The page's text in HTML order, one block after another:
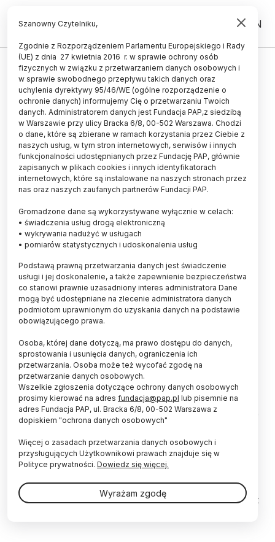
PL EN
Nuda wzmaga kreatywność
17.01.2013
aktualizacja: 17.01.2013
2 minuty czytania
Ludzie nudzący się w miejscu pracy przejawiają
nasiloną kreatywność - zaobserwowali naukowcy
z Wielkiej Brytanii.
Wyniki swoich badań na temat związku między nudą
a kreatywnością badacze z University of Central
Lancashire przedstawili na tegorocznej konferencji
Oddziału Psychologii Zawodowej Brytyjskiego
Towarzystwa Psychologicznego, która miała miejsce
w Chester (Anglia) w dniach 9-11 stycznia 2013 r.
Naukowcy przekonywali, że poczucie znudzenia w
może kryć w sobie również pozytywne aspekty,
gdyż sprzyja popadaniu w stan rozmarzenia, który z
Szanowny Czytelniku,
Zgodnie z Rozporządzeniem Parlamentu Europejskiego i Rady
(UE) z dnia 27 kwietnia 2016 r. w sprawie ochrony osób
fizycznych w związku z przetwarzaniem danych osobowych i
w sprawie swobodnego przepływu takich danych oraz
uchylenia dyrektywy 95/46/WE (ogólne rozporządzenie o
ochronie danych) informujemy Cię o przetwarzaniu Twoich
danych. Administratorem danych jest Fundacja PAP,z siedzibą
w Warszawie przy ulicy Bracka 6/8, 00-502 Warszawa. Chodzi
o dane, które są zbierane w ramach korzystania przez Ciebie z
naszych usług, w tym stron internetowych, serwisów i innych
funkcjonalności udostępnianych przez Fundację PAP, głównie
zapisanych w plikach cookies i innych identyfikatorach
internetowych, które są instalowane na naszych stronach przez
nas oraz naszych zaufanych partnerów Fundacji PAP.
Gromadzone dane są wykorzystywane wyłącznie w celach:
• świadczenia usług drogą elektroniczną
• wykrywania nadużyć w usługach
• pomiarów statystycznych i udoskonalenia usług
Podstawą prawną przetwarzania danych jest świadczenie
usługi i jej doskonalenie, a także zapewnienie bezpieczeństwa
co stanowi prawnie uzasadniony interes administratora Dane
mogą być udostępniane na zlecenie administratora danych
podmiotom uprawnionym do uzyskania danych na podstawie
obowiązującego prawa.
Osoba, której dane dotyczą, ma prawo dostępu do danych,
sprostowania i usunięcia danych, ograniczenia ich
przetwarzania. Osoba może też wycofać zgodę na
przetwarzanie danych osobowych.
Wszelkie zgłoszenia dotyczące ochrony danych osobowych
prosimy kierować na adres fundacja@pap.pl lub pisemnie na
adres Fundacja PAP, ul. Bracka 6/8, 00-502 Warszawa z
dopiskiem "ochrona danych osobowych"
Więcej o zasadach przetwarzania danych osobowych i
przysługujących Użytkownikowi prawach znajduje się w
Polityce prywatności. Dowiedz się więcej.
Wyrażam zgodę